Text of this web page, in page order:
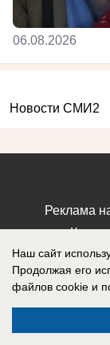
06.08.2026
Новости СМИ2
Реклама
Наш сайт
Продолжая его
файлов cookie и